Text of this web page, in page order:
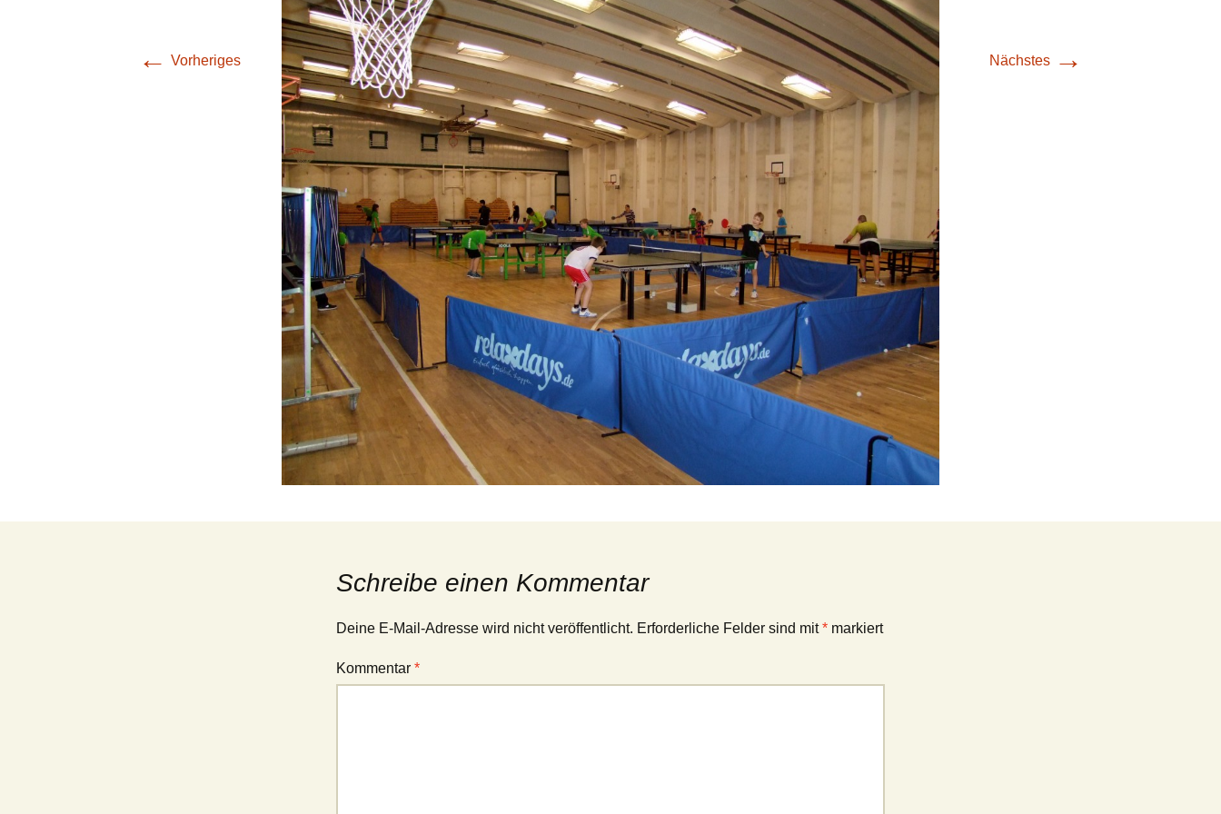
(Bezirksliga Harz /
Mansfeld-Südharz)
4. Mannschaft
(Bezirksklasse
Burgenland)
5. Mannschaft
(Stadtoberliga)
6. Mannschaft
(Stadtoberliga)
7. Mannschaft
(Stadtoberliga)
8. Mannschaft
(Stadtliga)
9. Mannschaft (1.
Stadtklasse)
Jugend – 1. Mannschaft
(Verbandsliga Jugend
Jugend – 2. Mannschaft
(Stadtliga Jugend)
← Vorheriges Nächstes →
Schreibe einen Kommentar
Deine E-Mail-Adresse wird nicht veröffentlicht. Erforderliche Felder sind mit* markiert
Kommentar *